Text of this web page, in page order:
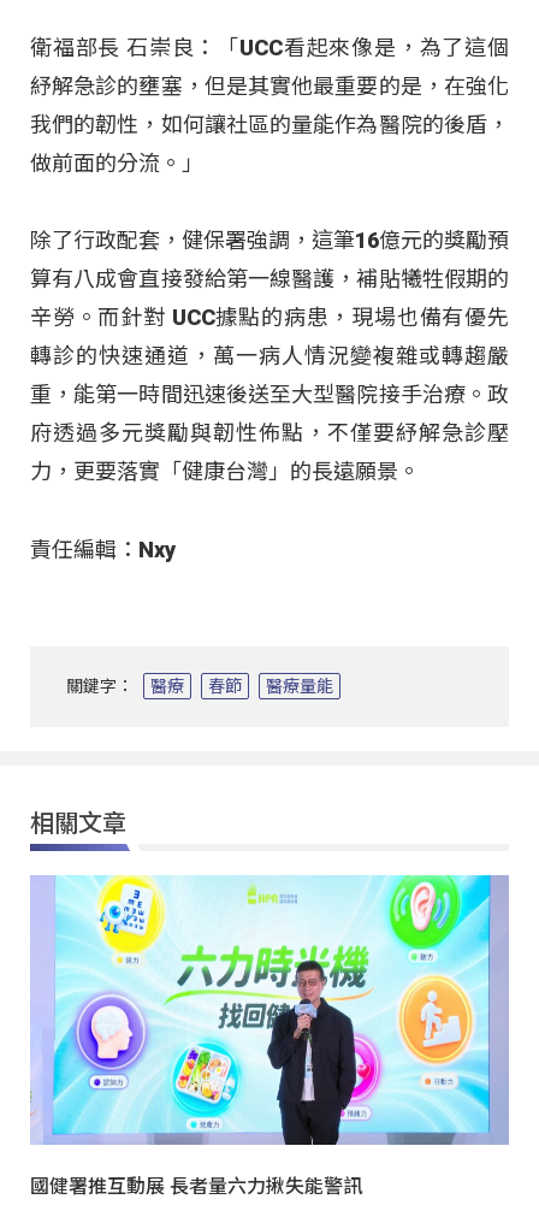
衛福部長 石崇良：「UCC看起來像是，為了這個
紓解急診的壅塞，但是其實他最重要的是，在強化
我們的韌性，如何讓社區的量能作為醫院的後盾，
做前面的分流。」
除了行政配套，健保署強調，這筆16億元的獎勵預
算有八成會直接發給第一線醫護，補貼犧牲假期的
辛勞。而針對 UCC據點的病患，現場也備有優先
轉診的快速通道，萬一病人情況變複雜或轉趨嚴
重，能第一時間迅速後送至大型醫院接手治療。政
府透過多元獎勵與韌性佈點，不僅要紓解急診壓
力，更要落實「健康台灣」的長遠願景。
責任編輯：Nxy
關鍵字： 醫療 春節 醫療量能
相關文章
國健署推互動展 長者量六力揪失能警訊